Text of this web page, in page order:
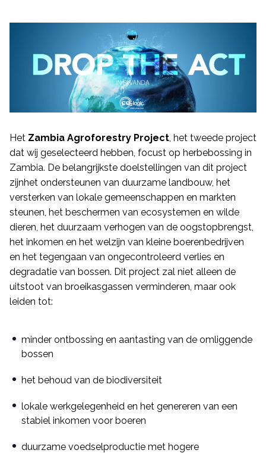
Het Zambia Agroforestry Project , het tweede project
dat wij geselecteerd hebben, focust op herbebossing in
Zambia. De belangrijkste doelstellingen van dit project
zijnhet ondersteunen van duurzame landbouw, het
versterken van lokale gemeenschappen en markten
steunen, het beschermen van ecosystemen en wilde
dieren, het duurzaam verhogen van de oogstopbrengst,
het inkomen en het welzijn van kleine boerenbedrijven
en het tegengaan van ongecontroleerd verlies en
degradatie van bossen. Dit project zal niet alleen de
uitstoot van broeikasgassen verminderen, maar ook
leiden tot:
minder ontbossing en aantasting van de omliggende
bossen
het behoud van de biodiversiteit
lokale werkgelegenheid en het genereren van een
stabiel inkomen voor boeren
duurzame voedselproductie met hogere